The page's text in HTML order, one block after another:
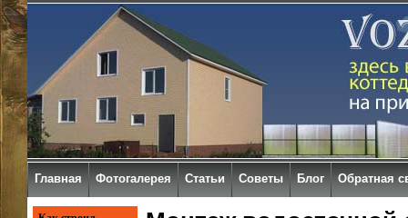
Главная Фотогалерея Статьи Советы Блог Обратная